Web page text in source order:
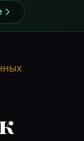
купец.